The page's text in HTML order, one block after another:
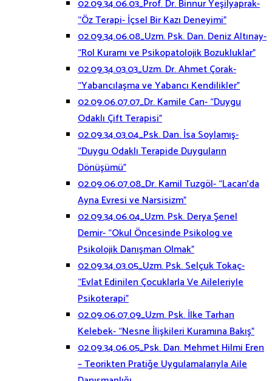
02.09.34.06.03_Prof. Dr. Binnur Yeşilyaprak-
“Öz Terapi- İçsel Bir Kazı Deneyimi”
02.09.34.06.08_Uzm. Psk. Dan. Deniz Altınay-
“Rol Kuramı ve Psikopatolojik Bozukluklar”
02.09.34.03.03_Uzm. Dr. Ahmet Çorak-
“Yabancılaşma ve Yabancı Kendilikler”
02.09.06.07.07_Dr. Kamile Can- “Duygu
Odaklı Çift Terapisi”
02.09.34.03.04_Psk. Dan. İsa Soylamış-
“Duygu Odaklı Terapide Duyguların
Dönüşümü”
02.09.06.07.08_Dr. Kamil Tuzgöl- “Lacan’da
Ayna Evresi ve Narsisizm”
02.09.34.06.04_Uzm. Psk. Derya Şenel
Demir- “Okul Öncesinde Psikolog ve
Psikolojik Danışman Olmak”
02.09.34.03.05_Uzm. Psk. Selçuk Tokaç-
“Evlat Edinilen Çocuklarla Ve Aileleriyle
Psikoterapi”
02.09.06.07.09_Uzm. Psk. İlke Tarhan
Kelebek- “Nesne İlişkileri Kuramına Bakış”
02.09.34.06.05_Psk. Dan. Mehmet Hilmi Eren
– Teorikten Pratiğe Uygulamalarıyla Aile